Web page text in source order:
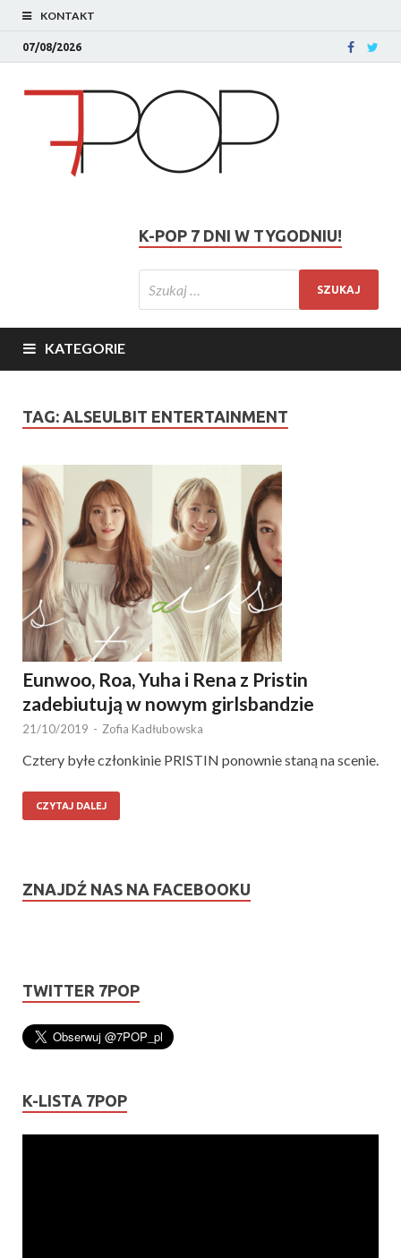
KONTAKT
07/08/2026
K-POP 7 DNI W TYGODNIU!
KATEGORIE
TAG: ALSEULBIT ENTERTAINMENT
Eunwoo, Roa, Yuha i Rena z Pristin
zadebiutują w nowym girlsbandzie
21/10/2019 - Zofia Kadłubowska
Cztery byłe członkinie PRISTIN ponownie staną na scenie.
CZYTAJ DALEJ
ZNAJDŹ NAS NA FACEBOOKU
TWITTER 7POP
K-LISTA 7POP